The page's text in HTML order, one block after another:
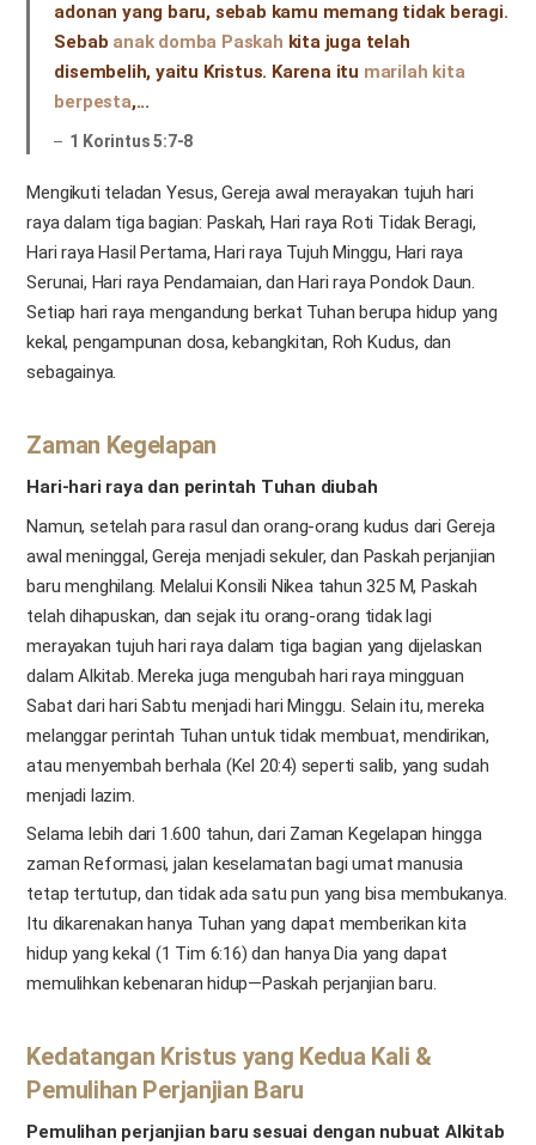
adonan yang baru, sebab kamu memang tidak beragi.
Sebab anak domba Paskah kita juga telah
disembelih, yaitu Kristus. Karena itu marilah kita
berpesta,...
1 Korintus 5:7-8
Mengikuti teladan Yesus, Gereja awal merayakan tujuh hari
raya dalam tiga bagian: Paskah, Hari raya Roti Tidak Beragi,
Hari raya Hasil Pertama, Hari raya Tujuh Minggu, Hari raya
Serunai, Hari raya Pendamaian, dan Hari raya Pondok Daun.
Setiap hari raya mengandung berkat Tuhan berupa hidup yang
kekal, pengampunan dosa, kebangkitan, Roh Kudus, dan
sebagainya.
Zaman Kegelapan
Hari-hari raya dan perintah Tuhan diubah
Namun, setelah para rasul dan orang-orang kudus dari Gereja
awal meninggal, Gereja menjadi sekuler, dan Paskah perjanjian
baru menghilang. Melalui Konsili Nikea tahun 325 M, Paskah
telah dihapuskan, dan sejak itu orang-orang tidak lagi
merayakan tujuh hari raya dalam tiga bagian yang dijelaskan
dalam Alkitab. Mereka juga mengubah hari raya mingguan
Sabat dari hari Sabtu menjadi hari Minggu. Selain itu, mereka
melanggar perintah Tuhan untuk tidak membuat, mendirikan,
atau menyembah berhala (Kel 20:4) seperti salib, yang sudah
menjadi lazim.
Selama lebih dari 1.600 tahun, dari Zaman Kegelapan hingga
zaman Reformasi, jalan keselamatan bagi umat manusia
tetap tertutup, dan tidak ada satu pun yang bisa membukanya.
Itu dikarenakan hanya Tuhan yang dapat memberikan kita
hidup yang kekal (1 Tim 6:16) dan hanya Dia yang dapat
memulihkan kebenaran hidup—Paskah perjanjian baru.
Kedatangan Kristus yang Kedua Kali &
Pemulihan Perjanjian Baru
Pemulihan perjanjian baru sesuai dengan nubuat Alkitab